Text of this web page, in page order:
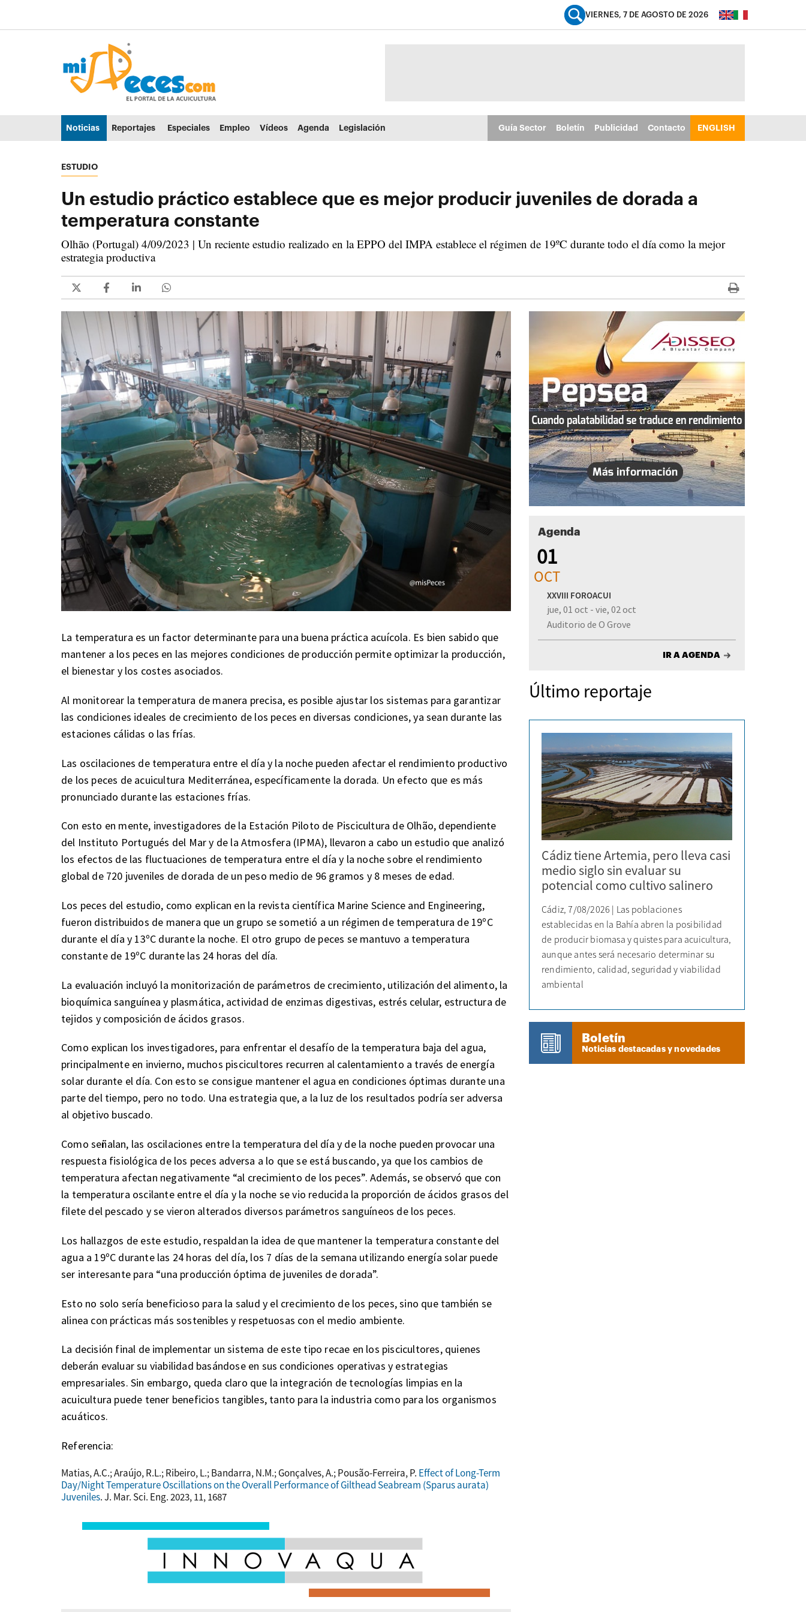
Ir al menú principal (alt + u)
VIERNES, 7 DE AGOSTO DE 2026
Noticias Reportajes Especiales Empleo Vídeos Agenda Legislación Guía Sector Boletín Publicidad Contacto ENGLISH
ESTUDIO
Un estudio práctico establece que es mejor producir juveniles de dorada a
temperatura constante
Olhão (Portugal) 4/09/2023 | Un reciente estudio realizado en la EPPO del IMPA establece el régimen de 19ºC durante todo el día como la mejor
estrategia productiva
La temperatura es un factor determinante para una buena práctica acuícola. Es bien sabido que
mantener a los peces en las mejores condiciones de producción permite optimizar la producción,
el bienestar y los costes asociados.
Al monitorear la temperatura de manera precisa, es posible ajustar los sistemas para garantizar
las condiciones ideales de crecimiento de los peces en diversas condiciones, ya sean durante las
estaciones cálidas o las frías.
Las oscilaciones de temperatura entre el día y la noche pueden afectar el rendimiento productivo
de los peces de acuicultura Mediterránea, específicamente la dorada. Un efecto que es más
pronunciado durante las estaciones frías.
Con esto en mente, investigadores de la Estación Piloto de Piscicultura de Olhão, dependiente
del Instituto Portugués del Mar y de la Atmosfera (IPMA), llevaron a cabo un estudio que analizó
los efectos de las fluctuaciones de temperatura entre el día y la noche sobre el rendimiento
global de 720 juveniles de dorada de un peso medio de 96 gramos y 8 meses de edad.
Los peces del estudio, como explican en la revista científica Marine Science and Engineering,
fueron distribuidos de manera que un grupo se sometió a un régimen de temperatura de 19ºC
durante el día y 13ºC durante la noche. El otro grupo de peces se mantuvo a temperatura
constante de 19ºC durante las 24 horas del día.
La evaluación incluyó la monitorización de parámetros de crecimiento, utilización del alimento, la
bioquímica sanguínea y plasmática, actividad de enzimas digestivas, estrés celular, estructura de
tejidos y composición de ácidos grasos.
Como explican los investigadores, para enfrentar el desafío de la temperatura baja del agua,
principalmente en invierno, muchos piscicultores recurren al calentamiento a través de energía
solar durante el día. Con esto se consigue mantener el agua en condiciones óptimas durante una
parte del tiempo, pero no todo. Una estrategia que, a la luz de los resultados podría ser adversa
al objetivo buscado.
Como señalan, las oscilaciones entre la temperatura del día y de la noche pueden provocar una
respuesta fisiológica de los peces adversa a lo que se está buscando, ya que los cambios de
temperatura afectan negativamente “al crecimiento de los peces”. Además, se observó que con
la temperatura oscilante entre el día y la noche se vio reducida la proporción de ácidos grasos del
filete del pescado y se vieron alterados diversos parámetros sanguíneos de los peces.
Los hallazgos de este estudio, respaldan la idea de que mantener la temperatura constante del
agua a 19ºC durante las 24 horas del día, los 7 días de la semana utilizando energía solar puede
ser interesante para “una producción óptima de juveniles de dorada”.
Esto no solo sería beneficioso para la salud y el crecimiento de los peces, sino que también se
alinea con prácticas más sostenibles y respetuosas con el medio ambiente.
La decisión final de implementar un sistema de este tipo recae en los piscicultores, quienes
deberán evaluar su viabilidad basándose en sus condiciones operativas y estrategias
empresariales. Sin embargo, queda claro que la integración de tecnologías limpias en la
acuicultura puede tener beneficios tangibles, tanto para la industria como para los organismos
acuáticos.
Referencia:
Matias, A.C.; Araújo, R.L.; Ribeiro, L.; Bandarra, N.M.; Gonçalves, A.; Pousão-Ferreira, P. Effect of Long-Term
Day/Night Temperature Oscillations on the Overall Performance of Gilthead Seabream (Sparus aurata)
Juveniles. J. Mar. Sci. Eng. 2023, 11, 1687
Agenda
01
OCT
XXVIII FOROACUI
jue, 01 oct - vie, 02 oct
Auditorio de O Grove
IR A AGENDA
Último reportaje
Cádiz tiene Artemia, pero lleva casi
medio siglo sin evaluar su
potencial como cultivo salinero
Cádiz, 7/08/2026 | Las poblaciones
establecidas en la Bahía abren la posibilidad
de producir biomasa y quistes para acuicultura,
aunque antes será necesario determinar su
rendimiento, calidad, seguridad y viabilidad
ambiental
Boletín
Noticias destacadas y novedades